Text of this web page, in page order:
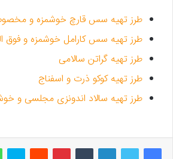
طرز تهیه سس قارچ خوشمزه و مخصوص
طرز تهیه سس کارامل خوشمزه و فوق
طرز تهیه گراتن سالامی
طرز تهیه کوکو ذرت و اسفناج
طرز تهیه سالاد اندونزی مجلسی و